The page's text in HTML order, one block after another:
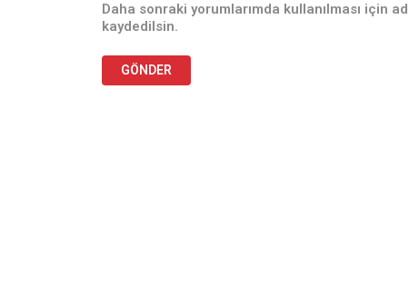
Daha sonraki yorumlarımda kullanılması için
kaydedilsin.